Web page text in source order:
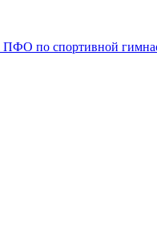
ПФО по спортивной